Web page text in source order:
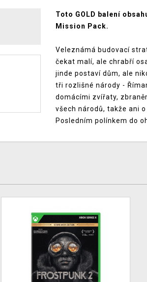
Toto GOLD balení
Mission Pack.
Veleznámá budovací
čekat malí, ale chrabří
jinde postaví dům, ale
tři rozlišné národy -
domácími zvířaty,
všech národů, takže ani
Posledním polínkem do